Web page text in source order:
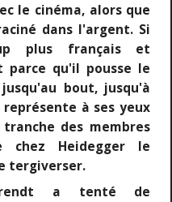
le cinéma, alors que
dans l'argent. Si
plus français et
parce qu'il pousse le
bout, jusqu'à
à ses yeux
des membres
chez Heidegger le
tergiverser.
a tenté de